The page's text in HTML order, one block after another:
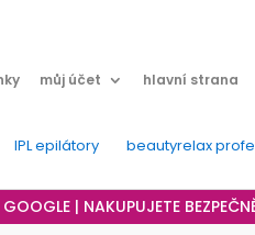
můj účet hlavní strana
IPL epilátory beautyrelax
| NAKUPUJETE